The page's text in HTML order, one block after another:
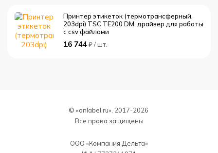
Принтер этикеток (термотрансферный,
203dpi) TSC TE200 DM, драйвер для работы
с csv файлами
16 744₽ / шт.
© «onlabel.ru», 2017-2026
Все права защищены
ООО «Компания Дельта»